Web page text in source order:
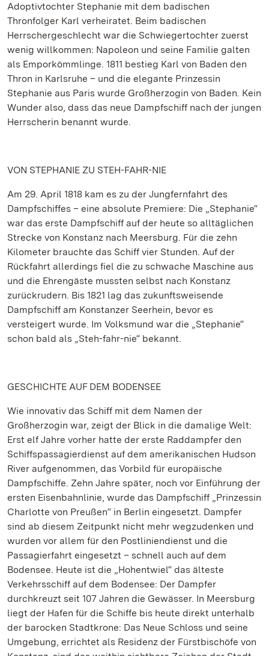
Adoptivtochter Stephanie mit dem badischen
Thronfolger Karl verheiratet. Beim badischen
Herrschergeschlecht war die Schwiegertochter zuerst
wenig willkommen: Napoleon und seine Familie galten
als Emporkömmlinge. 1811 bestieg Karl von Baden den
Thron in Karlsruhe – und die elegante Prinzessin
Stephanie aus Paris wurde Großherzogin von Baden. Kein
Wunder also, dass das neue Dampfschiff nach der jungen
Herrscherin benannt wurde.
VON STEPHANIE ZU STEH-FAHR-NIE
Am 29. April 1818 kam es zu der Jungfernfahrt des
Dampfschiffes – eine absolute Premiere: Die „Stephanie“
war das erste Dampfschiff auf der heute so alltäglichen
Strecke von Konstanz nach Meersburg. Für die zehn
Kilometer brauchte das Schiff vier Stunden. Auf der
Rückfahrt allerdings fiel die zu schwache Maschine aus
und die Ehrengäste mussten selbst nach Konstanz
zurückrudern. Bis 1821 lag das zukunftsweisende
Dampfschiff am Konstanzer Seerhein, bevor es
versteigert wurde. Im Volksmund war die „Stephanie“
schon bald als „Steh-fahr-nie“ bekannt.
GESCHICHTE AUF DEM BODENSEE
Wie innovativ das Schiff mit dem Namen der
Großherzogin war, zeigt der Blick in die damalige Welt:
Erst elf Jahre vorher hatte der erste Raddampfer den
Schiffspassagierdienst auf dem amerikanischen Hudson
River aufgenommen, das Vorbild für europäische
Dampfschiffe. Zehn Jahre später, noch vor Einführung der
ersten Eisenbahnlinie, wurde das Dampfschiff „Prinzessin
Charlotte von Preußen“ in Berlin eingesetzt. Dampfer
sind ab diesem Zeitpunkt nicht mehr wegzudenken und
wurden vor allem für den Postliniendienst und die
Passagierfahrt eingesetzt – schnell auch auf dem
Bodensee. Heute ist die „Hohentwiel“ das älteste
Verkehrsschiff auf dem Bodensee: Der Dampfer
durchkreuzt seit 107 Jahren die Gewässer. In Meersburg
liegt der Hafen für die Schiffe bis heute direkt unterhalb
der barocken Stadtkrone: Das Neue Schloss und seine
Umgebung, errichtet als Residenz der Fürstbischöfe von